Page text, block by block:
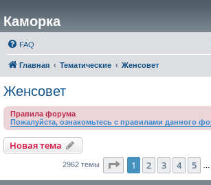
Каморка
FAQ
Главная Тематические Женсовет
Женсовет
Правила форума
Пожалуйста, ознакомьтесь с правилами данного
Новая тема
2962 темы Страница из 85
1 2 3 4 5